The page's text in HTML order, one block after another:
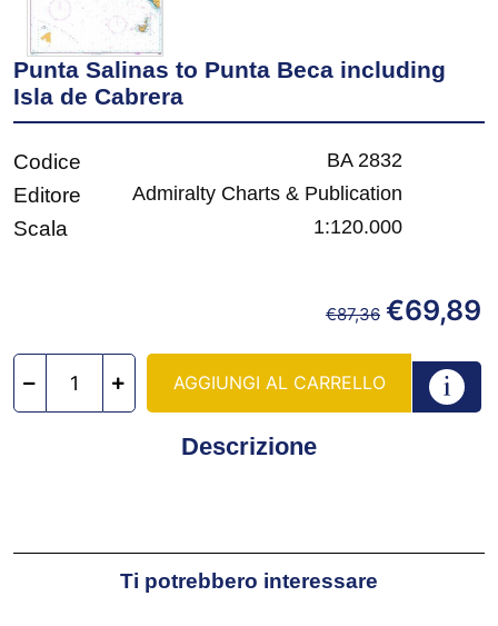
Punta Salinas to Punta Beca including
Isla de Cabrera
Codice BA 2832
Editore Admiralty Charts & Publication
Scala 1:120.000
€87,36 €69,89
AGGIUNGI AL CARRELLO
Descrizione
Ti potrebbero interessare